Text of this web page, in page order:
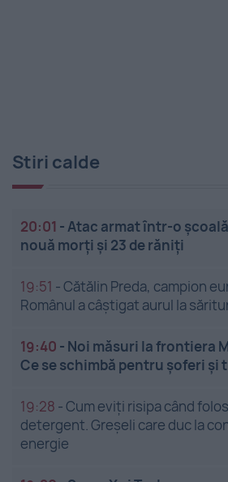
Stiri calde
20:01 - Atac armat într-o
nouă morți și 23 de răniți
19:51 -Cătălin Preda, campion
Românul a câștigat aurul la
19:40 - Noi măsuri la frontiera
Ce se schimbă pentru șoferi
19:28 -Cum eviți risipa când
detergent. Greșeli care duc la
energie